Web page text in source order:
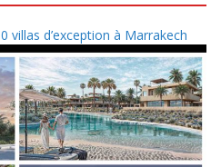
villas d’exception à Marrakech